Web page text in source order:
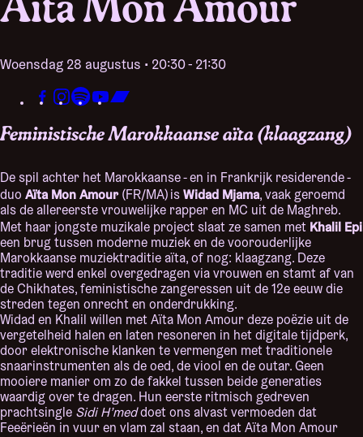
Aïta Mon Amour
woensdag 28 augustus • 20:30 - 21:30
Feministische Marokkaanse aïta (klaagzang)
De spil achter het Marokkaanse - en in Frankrijk residerende -
duo Aïta Mon Amour(FR/MA) is Widad Mjama, vaak geroemd
als de allereerste vrouwelijke rapper en MC uit de Maghreb.
Met haar jongste muzikale project slaat ze samen met Khalil Epi
een brug tussen moderne muziek en de voorouderlijke
Marokkaanse muziektraditie aïta, of nog: klaagzang. Deze
traditie werd enkel overgedragen via vrouwen en stamt af van
de Chikhates, feministische zangeressen uit de 12e eeuw die
streden tegen onrecht en onderdrukking.
Widad en Khalil willen met Aïta Mon Amour deze poëzie uit de
vergetelheid halen en laten resoneren in het digitale tijdperk,
door elektronische klanken te vermengen met traditionele
snaarinstrumenten als de oed, de viool en de outar. Geen
mooiere manier om zo de fakkel tussen beide generaties
waardig over te dragen. Hun eerste ritmisch gedreven
prachtsingle Sidi H’meddoet ons alvast vermoeden dat
Feeërieën in vuur en vlam zal staan, en dat Aïta Mon Amour